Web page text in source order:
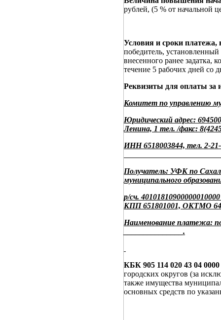
рублей, (5 % от начальной
Условия и сроки платежа,
победитель,
внесенного ранее задатка,
течение 5 рабочих дней со
Реквизиты для оплаты за
Комитет по управлению
Юридический адрес:
Ленина, 1 тел. /факс:
ИНН 6518003844,
Получатель: УФК по
муниципального
р/сч.
КПП 651801001, ОКТМО
Наименование платежа:
_______________.
КБК 905 114 020 43 04
городских округов (за
также имущества
основных средств по